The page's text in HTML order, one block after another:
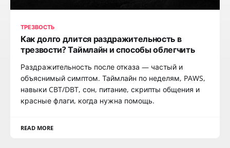
ТРЕЗВОСТЬ
Как долго длится раздражительность в
трезвости? Таймлайн и способы облегчить
Раздражительность после отказа — частый и
объяснимый симптом. Таймлайн по неделям, PAWS,
навыки CBT/DBT, сон, питание, скрипты общения и
красные флаги, когда нужна помощь.
READ MORE